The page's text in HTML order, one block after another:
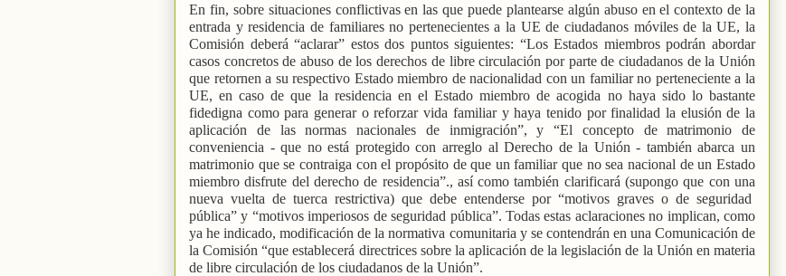
En fin, sobre situaciones conflictivas en las que puede plantearse algún abuso en el contexto de la
entrada y residencia de familiares no pertenecientes a la UE de ciudadanos móviles de la UE, la
Comisión deberá “aclarar” estos dos puntos siguientes: “Los Estados miembros podrán abordar
casos concretos de abuso de los derechos de libre circulación por parte de ciudadanos de la Unión
que retornen a su respectivo Estado miembro de nacionalidad con un familiar no perteneciente a la
UE, en caso de que la residencia en el Estado miembro de acogida no haya sido lo bastante
fidedigna como para generar o reforzar vida familiar y haya tenido por finalidad la elusión de la
aplicación de las normas nacionales de inmigración”, y “El concepto de matrimonio de
conveniencia - que no está protegido con arreglo al Derecho de la Unión - también abarca un
matrimonio que se contraiga con el propósito de que un familiar que no sea nacional de un Estado
miembro disfrute del derecho de residencia”., así como también clarificará (supongo que con una
nueva vuelta de tuerca restrictiva) que debe entenderse por “motivos graves o de seguridad
pública” y “motivos imperiosos de seguridad pública”. Todas estas aclaraciones no implican, como
ya he indicado, modificación de la normativa comunitaria y se contendrán en una Comunicación de
la Comisión “que establecerá directrices sobre la aplicación de la legislación de la Unión en materia
de libre circulación de los ciudadanos de la Unión”.